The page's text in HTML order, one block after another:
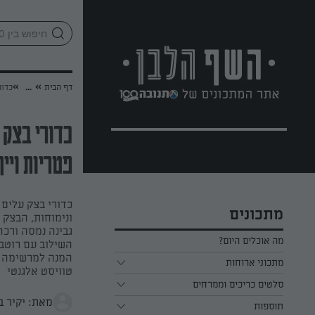
מתכונים
מה אוכלים היום?
מתכוני ארוחות
ארוחת בוקר
ארוחת צהריים
סלטים כריכים וממרחים
כל הסלטים כריכים וממרחים
תוספות
דף הבית »
...
»
כדורי
פטריות
כדורי בצק
ונימוחות,
גבינה נמסה
השילוב עם
המנה למרשימה
טוויסט אלגנטי
מאת: יקיר